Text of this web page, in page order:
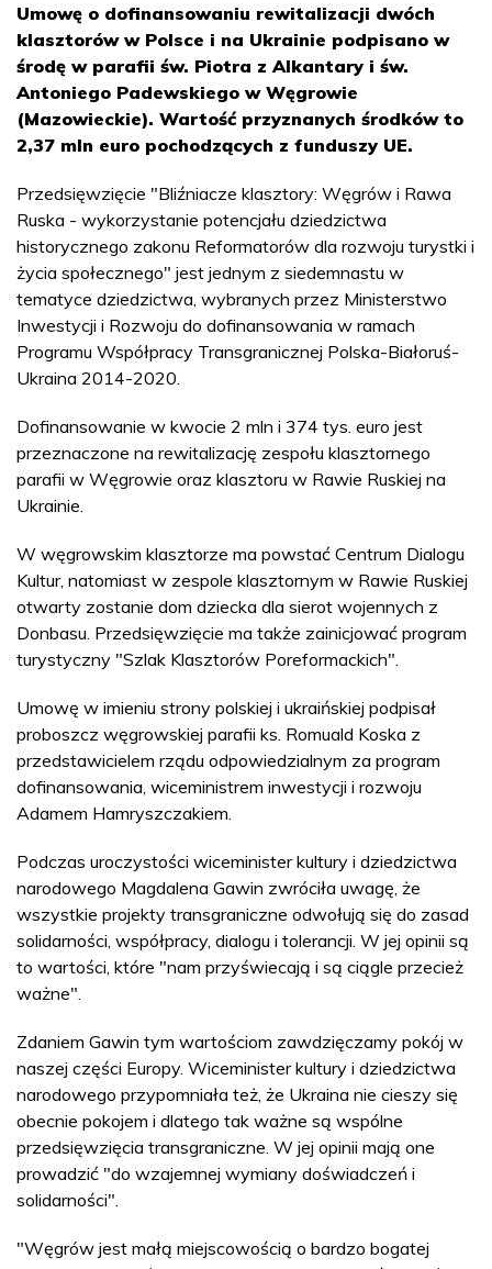
Umowę o dofinansowaniu rewitalizacji dwóch
klasztorów w Polsce i na Ukrainie podpisano w
środę w parafii św. Piotra z Alkantary i św.
Antoniego Padewskiego w Węgrowie
(Mazowieckie). Wartość przyznanych środków to
2,37 mln euro pochodzących z funduszy UE.
Przedsięwzięcie "Bliźniacze klasztory: Węgrów i Rawa
Ruska - wykorzystanie potencjału dziedzictwa
historycznego zakonu Reformatorów dla rozwoju turystki i
życia społecznego" jest jednym z siedemnastu w
tematyce dziedzictwa, wybranych przez Ministerstwo
Inwestycji i Rozwoju do dofinansowania w ramach
Programu Współpracy Transgranicznej Polska-Białoruś-
Ukraina 2014-2020.
Dofinansowanie w kwocie 2 mln i 374 tys. euro jest
przeznaczone na rewitalizację zespołu klasztornego
parafii w Węgrowie oraz klasztoru w Rawie Ruskiej na
Ukrainie.
W węgrowskim klasztorze ma powstać Centrum Dialogu
Kultur, natomiast w zespole klasztornym w Rawie Ruskiej
otwarty zostanie dom dziecka dla sierot wojennych z
Donbasu. Przedsięwzięcie ma także zainicjować program
turystyczny "Szlak Klasztorów Poreformackich".
Umowę w imieniu strony polskiej i ukraińskiej podpisał
proboszcz węgrowskiej parafii ks. Romuald Koska z
przedstawicielem rządu odpowiedzialnym za program
dofinansowania, wiceministrem inwestycji i rozwoju
Adamem Hamryszczakiem.
Podczas uroczystości wiceminister kultury i dziedzictwa
narodowego Magdalena Gawin zwróciła uwagę, że
wszystkie projekty transgraniczne odwołują się do zasad
solidarności, współpracy, dialogu i tolerancji. W jej opinii są
to wartości, które "nam przyświecają i są ciągle przecież
ważne".
Zdaniem Gawin tym wartościom zawdzięczamy pokój w
naszej części Europy. Wiceminister kultury i dziedzictwa
narodowego przypomniała też, że Ukraina nie cieszy się
obecnie pokojem i dlatego tak ważne są wspólne
przedsięwzięcia transgraniczne. W jej opinii mają one
prowadzić "do wzajemnej wymiany doświadczeń i
solidarności".
"Węgrów jest małą miejscowością o bardzo bogatej